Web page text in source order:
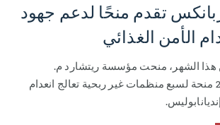
تقدم منحًا لدعم جهود
الأمن الغذائي
الشهر، منحت مؤسسة ريتشارد م.
فيربانكس $25,000 منحة لسبع منظمات غير ربحية تعالج انعدام